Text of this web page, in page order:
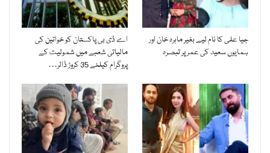
جیا علی کا نام لیے بغیر ماہرہ خان اور
ہمایوں سعید کی عمر پر تبصرہ
اے ڈی بی پاکستان کو خواتین کی
مالیاتی شعبے میں شمولیت کے
پروگرام کیلئے 35 کروڑ ڈالر…